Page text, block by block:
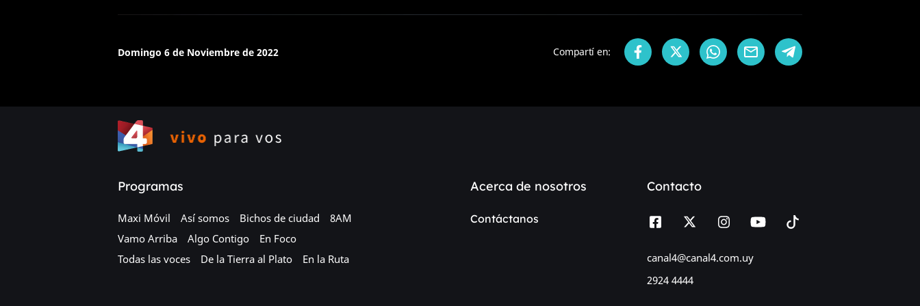
Domingo 6 de Noviembre de 2022 Compartí en:
Programas
Maxi Móvil Así somos Bichos de ciudad
8AM
Vamo Arriba
Algo Contigo
En Foco
Todas las voces
De la Tierra al Plato En la Ruta
Acerca de nosotros
Contáctanos
Contacto
canal4@canal4.com.uy
2924 4444